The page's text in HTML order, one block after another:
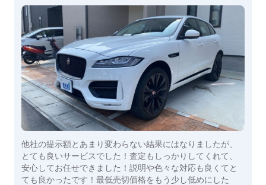
他社の提示額とあまり変わらない結果にはなりましたが、
とても良いサービスでした！査定もしっかりしてくれて、
安心してお任せできました！説明や色々な対応も良くてと
ても良かったです！最低売切価格をもう少し低めにした